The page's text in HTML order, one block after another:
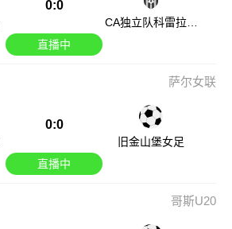
0:0
CA独立队科雷拉后
直播中
萨尔女联
0:0
旧金山堡女足
直播中
哥斯U20